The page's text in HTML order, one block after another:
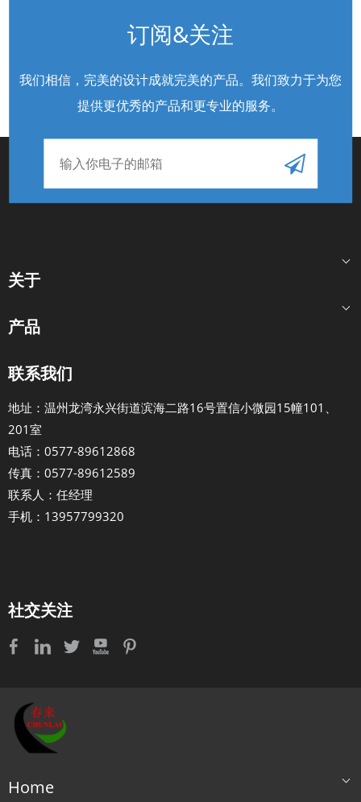
订阅&关注
我们相信，完美的设计成就完美的产品。我们致力于为您
提供更优秀的产品和更专业的服务。
关于
产品
联系我们
地址：温州龙湾永兴街道滨海二路16号置信小微园15幢101、
201室
电话：0577-89612868
传真：0577-89612589
联系人：任经理
手机：13957799320
社交关注
Home